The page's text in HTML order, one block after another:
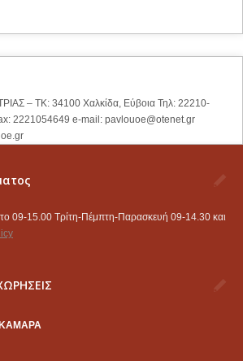
– ΤΚ: 34100 Χαλκίδα, Εύβοια Τηλ: 22210-
2221054649 e-mail: pavlouoe@otenet.gr
09-15.00 Τρίτη-Πέμπτη-Παρασκευή 09-14.30 και